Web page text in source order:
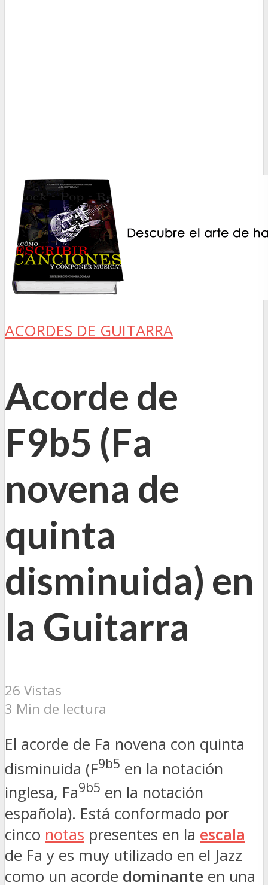
ACORDES DE GUITARRA
Acorde de
F9b5 (Fa
novena de
quinta
disminuida) en
la Guitarra
26 Vistas
3 Min de lectura
El acorde de Fa novena con quinta
disminuida (F9b5 en la notación
inglesa, Fa9b5 en la notación
española). Está conformado por
cinco notas presentes en la escala
de Fa y es muy utilizado en el Jazz
como un acorde dominante en una